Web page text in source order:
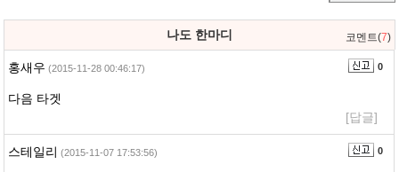
나도 한마디 코멘트(7)
홍새우 (2015-11-28 00:46:17) 0
다음 타겟
[답글]
스테일리 (2015-11-07 17:53:56) 0